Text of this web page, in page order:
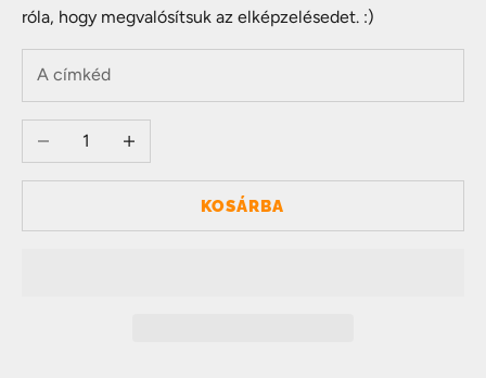
róla, hogy megvalósítsuk az elképzelésedet. :)
Csökkentse a mennyiséget
Növelje a mennyiséget
KOSÁRBA